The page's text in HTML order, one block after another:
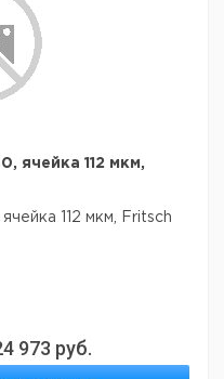
ячейка 112 мкм,
112 мкм, Fritsch
973 руб.